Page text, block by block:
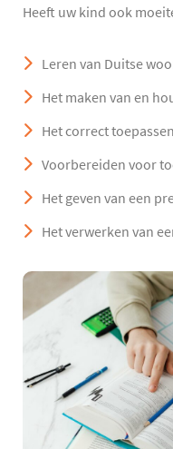
Heeft uw kind ook
Leren van Duitse
Het maken van en
Het correct
Voorbereiden voor
Het geven van een
Het verwerken van